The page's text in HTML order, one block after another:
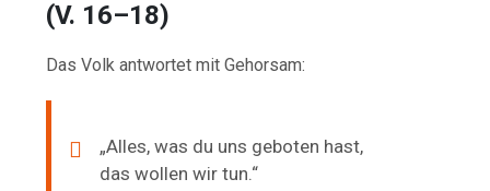
(V. 16–18)
Das Volk antwortet mit Gehorsam:
„Alles, was du uns geboten hast,
das wollen wir tun.“